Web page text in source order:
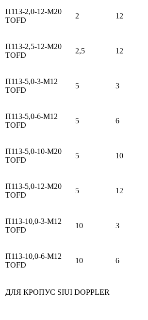
П113-2,0-12-М20
TOFD
2 12
П113-2,5-12-М20
TOFD
2,5 12
П113-5,0-3-М12
TOFD
5 3
П113-5,0-6-М12
TOFD
5 6
П113-5,0-10-М20
TOFD
5 10
П113-5,0-12-М20
TOFD
5 12
П113-10,0-3-М12
TOFD
10 3
П113-10,0-6-М12
TOFD
10 6
ДЛЯ КРОПУС SIUI DOPPLER